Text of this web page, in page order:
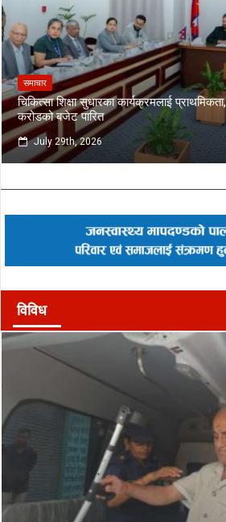
समाचार
चिकित्सा शिक्षा सुधारका कार्यक्रमलाई
करोडको बजेट पारित
July 29th, 2026
विविध